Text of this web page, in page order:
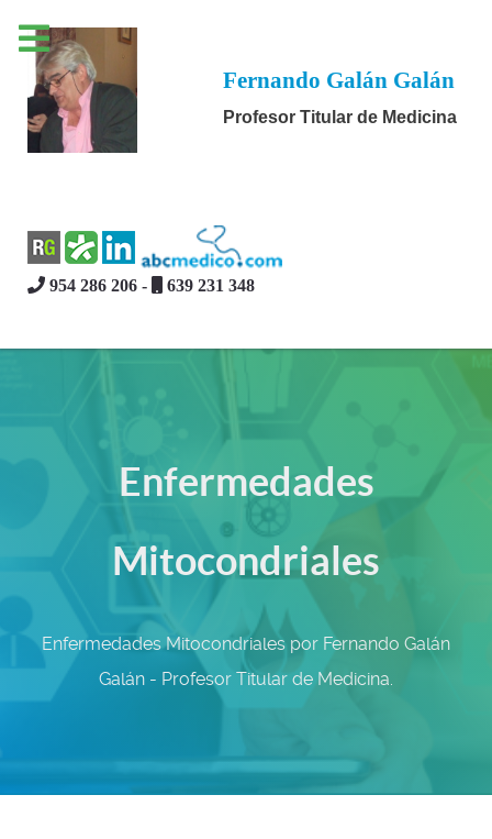
Fernando Galán Galán
Profesor Titular de Medicina
954 286 206 - 639 231 348
Enfermedades
Mitocondriales
Enfermedades Mitocondriales por Fernando Galán
Galán - Profesor Titular de Medicina.